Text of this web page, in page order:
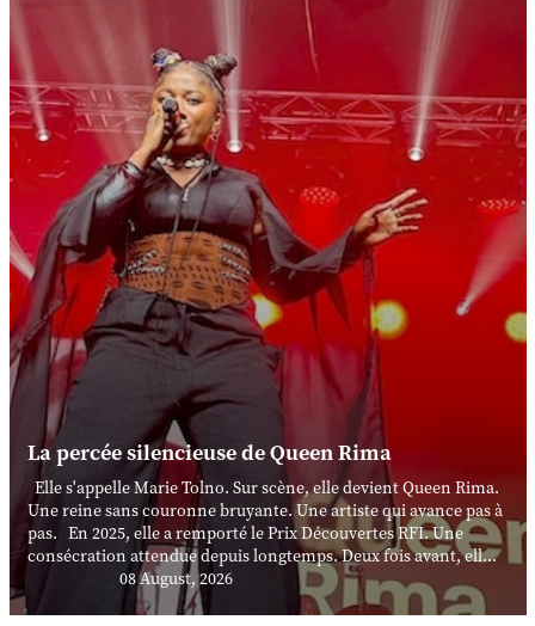
La percée silencieuse de Queen Rima
Elle s'appelle Marie Tolno. Sur scène, elle devient Queen Rima.
Une reine sans couronne bruyante. Une artiste qui avance pas à
pas. En 2025, elle a remporté le Prix Découvertes RFI. Une
consécration attendue depuis longtemps. Deux fois avant, ell...
08 August, 2026